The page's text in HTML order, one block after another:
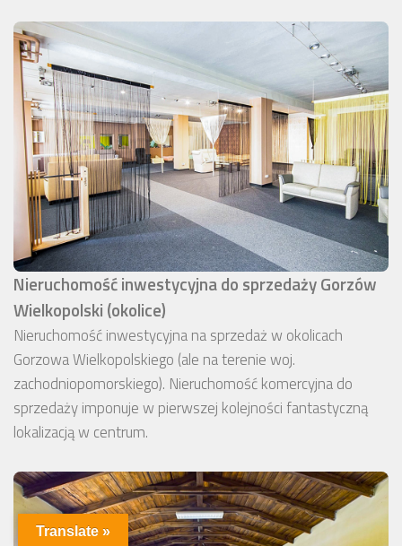
Nieruchomość inwestycyjna do sprzedaży Gorzów
Wielkopolski (okolice)
Nieruchomość inwestycyjna na sprzedaż w okolicach
Gorzowa Wielkopolskiego (ale na terenie woj.
zachodniopomorskiego). Nieruchomość komercyjna do
sprzedaży imponuje w pierwszej kolejności fantastyczną
lokalizacją w centrum.
Translate »